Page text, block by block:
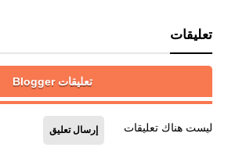
تعليقات
تعليقات Blogger
ليست هناك تعليقات إرسال تعليق